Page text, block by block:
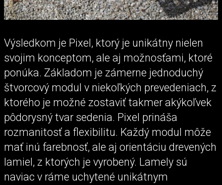
Výsledkom je Pixel, ktorý je unikátny nielen
svojim konceptom, ale aj možnosťami, ktoré
ponúka. Základom je zámerne jednoduchý
štvorcový modul v niekoľkých prevedeniach, z
ktorého je možné zostaviť takmer akýkoľvek
pôdorysný tvar sedenia. Pixel prináša
rozmanitosť a flexibilitu. Každý modul môže
mať inú farebnosť, ale aj orientáciu drevených
lamiel, z ktorých je vyrobený. Lamely sú
naviac v ráme uchytené unikátnym